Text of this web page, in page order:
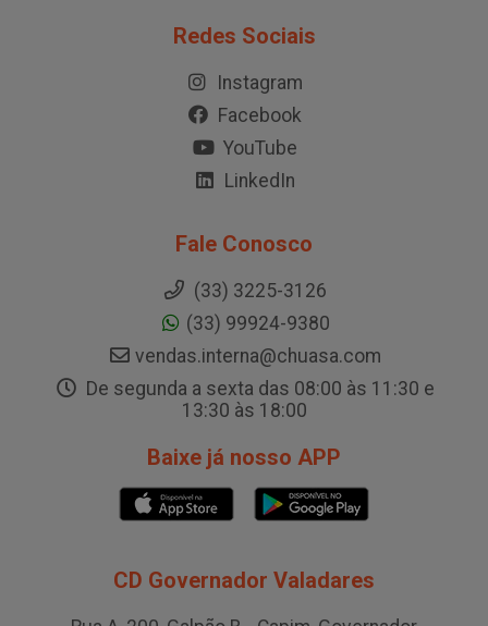
Redes Sociais
Instagram
Facebook
YouTube
LinkedIn
Fale Conosco
(33) 3225-3126
(33) 99924-9380
vendas.interna@chuasa.com
De segunda a sexta das 08:00 às 11:30 e
13:30 às 18:00
Baixe já nosso APP
CD Governador Valadares